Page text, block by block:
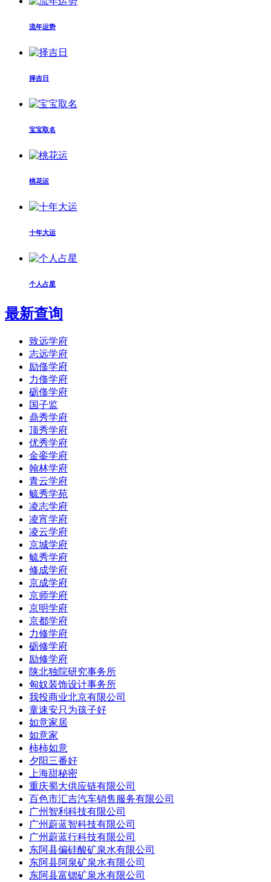
流年运势
择吉日
宝宝取名
桃花运
十年大运
个人占星
最新查询
致远学府
志远学府
励俢学府
力俢学府
砺俢学府
国子监
鼎秀学府
顶秀学府
优秀学府
金銮学府
翰林学府
青云学府
毓秀学苑
凌志学府
凌宵学府
凌云学府
京城学府
毓秀学府
修成学府
京成学府
京师学府
京明学府
京都学府
力修学府
砺修学府
励修学府
陕北独院研究事务所
匈奴装饰设计事务所
我投商业北京有限公司
童速安只为孩子好
如意家居
如意家
柿柿如意
夕阳三番好
上海甜秘密
重庆蜀大供应链有限公司
百色市汇吉汽车销售服务有限公司
广州智利科技有限公司
广州蔚蓝智科技有限公司
广州蔚蓝行科技有限公司
东阿县偏硅酸矿泉水有限公司
东阿县阿泉矿泉水有限公司
东阿县富锶矿泉水有限公司